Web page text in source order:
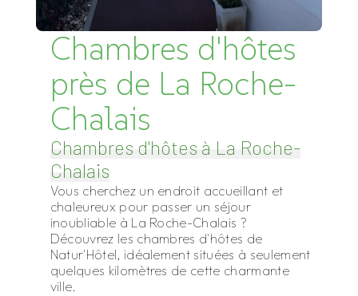
Chambres d'hôtes
près de La Roche-
Chalais
Chambres d'hôtes à La Roche-
Chalais
Vous cherchez un endroit accueillant et
chaleureux pour passer un séjour
inoubliable à La Roche-Chalais ?
Découvrez les chambres d'hôtes de
Natur'Hôtel, idéalement situées à seulement
quelques kilomètres de cette charmante
ville.